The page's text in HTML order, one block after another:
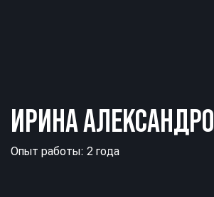
ИРИНА
Опыт работы: 2 года